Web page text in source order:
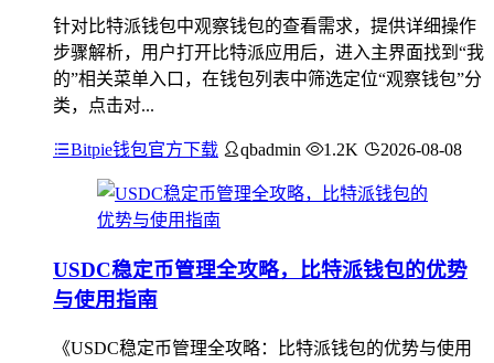
针对比特派钱包中观察钱包的查看需求，提供详细操作
步骤解析，用户打开比特派应用后，进入主界面找到“我
的”相关菜单入口，在钱包列表中筛选定位“观察钱包”分
类，点击对...
Bitpie钱包官方下载 qbadmin 1.2K 2026-08-08
USDC稳定币管理全攻略，比特派钱包的优势
与使用指南
《USDC稳定币管理全攻略：比特派钱包的优势与使用